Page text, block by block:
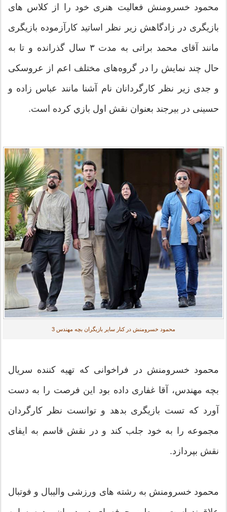
محمود خسرومنش فعالیت هنری خود را از کلاس های
بازیگری در زادگاهش زیر نظر اساتید کارآزموده بازیگری
مانند آقای محمد براتی به مدت ۳ سال گذرانده و تا به
حال چند نمایش را در گروه‌های مختلف اعم از عروسکی
و جدی زیر نظر کارگردانان نام آشنا مانند عباس زاده و
حسینی در بیرجند بعنوان نقش اول بازي کرده است.
محمود خسرومنش در کنار سایر بازیگران بچه مهندس 3
محمود خسرومنش در فراخوانی که تهیه کننده سریال
بچه مهندس، آقا غفاری داده بود این فرصت را به دست
آورد که تست بازیگری بدهد و توانست نظر کارگردان
مجموعه را به خود جلب کند و در نقش قاسم به ایفای
نقش بپردازد.
محمود خسرومنش به رشته های ورزشی والیبال و فوتبال